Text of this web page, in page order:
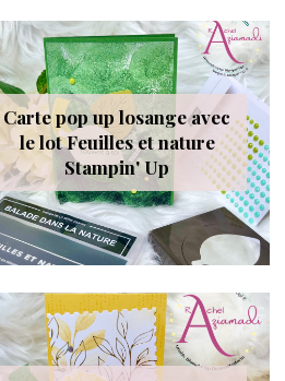
Carte pop up losange avec
le lot Feuilles et nature
Stampin' Up